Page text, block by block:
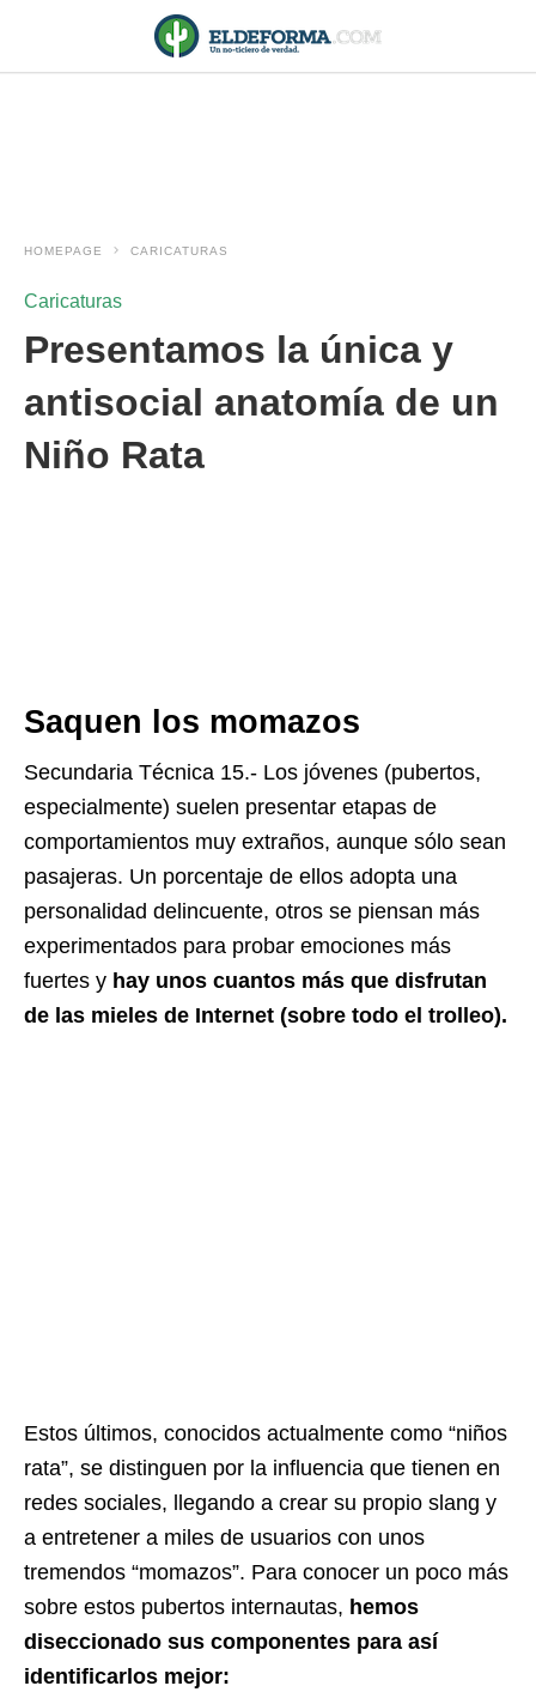
HOMEPAGE CARICATURAS
Caricaturas
Presentamos la única y
antisocial anatomía de un
Niño Rata
Saquen los momazos
Secundaria Técnica 15.- Los jóvenes (pubertos,
especialmente) suelen presentar etapas de
comportamientos muy extraños, aunque sólo sean
pasajeras. Un porcentaje de ellos adopta una
personalidad delincuente, otros se piensan más
experimentados para probar emociones más
fuertes y hay unos cuantos más que disfrutan
de las mieles de Internet (sobre todo el trolleo).
Estos últimos, conocidos actualmente como “niños
rata”, se distinguen por la influencia que tienen en
redes sociales, llegando a crear su propio slang y
a entretener a miles de usuarios con unos
tremendos “momazos”. Para conocer un poco más
sobre estos pubertos internautas, hemos
diseccionado sus componentes para así
identificarlos mejor: